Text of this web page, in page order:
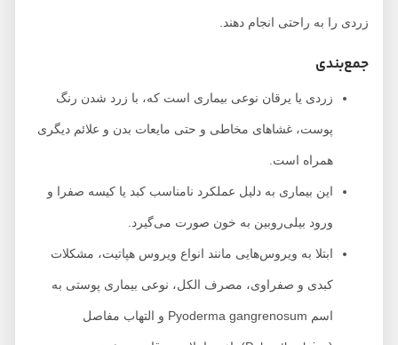
زردی را به راحتی انجام دهند.
جمع‌بندی
زردی یا یرقان نوعی بیماری است که، با زرد شدن رنگ
پوست، غشاهای مخاطی و حتی مایعات بدن و علائم دیگری
همراه است.
این بیماری به دلیل عملکرد نامناسب کبد یا کیسه صفرا و
ورود بیلی‌روبین به خون صورت می‌گیرد.
ابتلا به ویروس‌هایی مانند انواع ویروس هپاتیت، مشکلات
کبدی و صفراوی، مصرف الکل، نوعی بیماری پوستی به
اسم Pyoderma gangrenosum و التهاب مفاصل